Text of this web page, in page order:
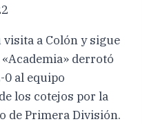
a Colón y sigue
derrotó
al equipo
los cotejos por la
de Primera División.